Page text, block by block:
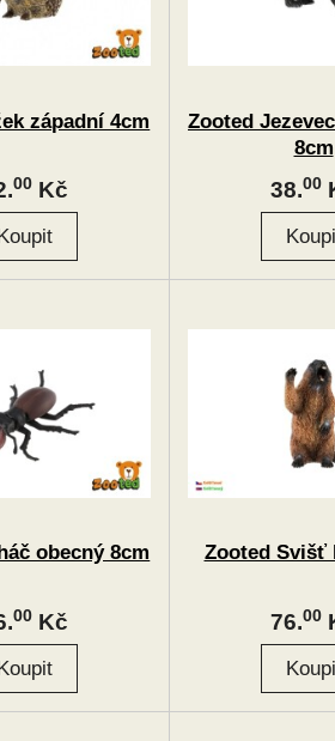
západní 4cm
00Kč
Zooted
8cm
38.00
obecný 8cm
00Kč
Zooted Svišť
76.00